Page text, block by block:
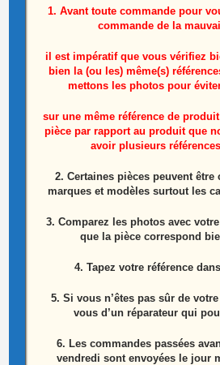
Référence: 23454564
Lire la suite
1. Avant toute commande pour
commande de la
il est impératif que vous vérifiez
bien la (ou les) même(s)
mettons les photos pour
sur une même référence de
pièce par rapport au produit que
avoir plusieurs
2. Certaines pièces peuvent être
marques et modèles surtout les
3. Comparez les photos avec
que la pièce correspond
4. Tapez votre référence
5. Si vous n’êtes pas sûr de
vous d’un réparateur qui
6. Les commandes passées
vendredi sont envoyées le jour